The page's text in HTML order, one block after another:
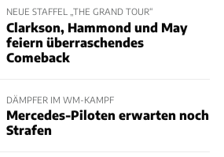
NEUE STAFFEL „THE GRAND TOUR“
Clarkson, Hammond und May
feiern überraschendes
Comeback
DÄMPFER IM WM-KAMPF
Mercedes-Piloten erwarten noch
Strafen